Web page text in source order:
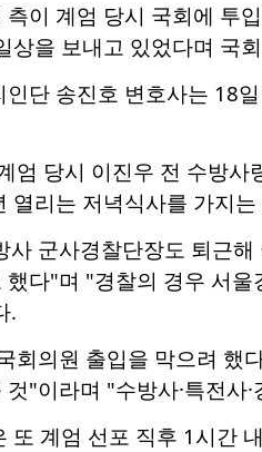
측이 계엄 당시 국회에 투
상을 보내고 있었다며 국
인단 송진호 변호사는 18
엄 당시 이진우 전 수방사
열리는 저녁식사를 가지
사 군사경찰단장도 퇴근
했다"며 "경찰의 경우 서
.
회의원 출입을 막으려 했
"이라며 "수방사·특전사
또 계엄 선포 직후 1시간